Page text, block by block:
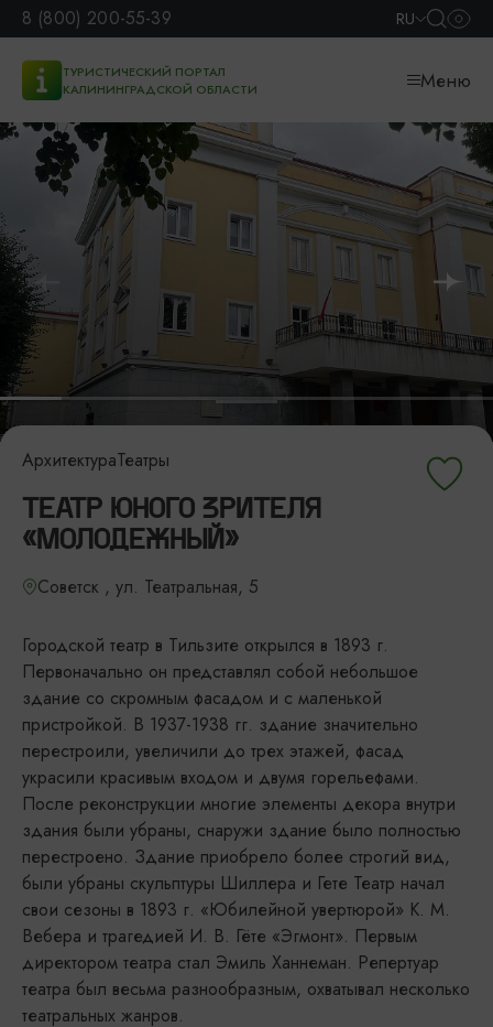
8 (800) 200-55-39 RU
ТУРИСТИЧЕСКИЙ ПОРТАЛ
КАЛИНИНГРАДСКОЙ ОБЛАСТИ
Меню
АрхитектураТеатры
ТЕАТР ЮНОГО ЗРИТЕЛЯ
«МОЛОДЕЖНЫЙ»
Советск , ул. Театральная, 5
Городской театр в Тильзите открылся в 1893 г.
Первоначально он представлял собой небольшое
здание со скромным фасадом и с маленькой
пристройкой. В 1937-1938 гг. здание значительно
перестроили, увеличили до трех этажей, фасад
украсили красивым входом и двумя горельефами.
После реконструкции многие элементы декора внутри
здания были убраны, снаружи здание было полностью
перестроено. Здание приобрело более строгий вид,
были убраны скульптуры Шиллера и Гете Театр начал
свои сезоны в 1893 г. «Юбилейной увертюрой» К. М.
Вебера и трагедией И. В. Гёте «Эгмонт». Первым
директором театра стал Эмиль Ханнеман. Репертуар
театра был весьма разнообразным, охватывал несколько
театральных жанров.